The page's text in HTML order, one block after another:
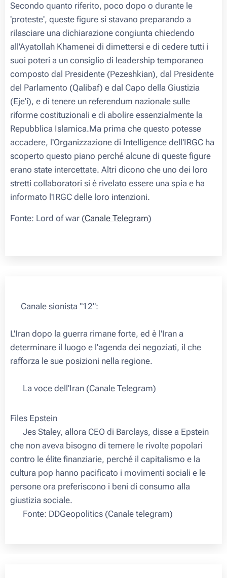
Secondo quanto riferito, poco dopo o durante le
'proteste', queste figure si stavano preparando a
rilasciare una dichiarazione congiunta chiedendo
all'Ayatollah Khamenei di dimettersi e di cedere tutti i
suoi poteri a un consiglio di leadership temporaneo
composto dal Presidente (Pezeshkian), dal Presidente
del Parlamento (Qalibaf) e dal Capo della Giustizia
(Eje'i), e di tenere un referendum nazionale sulle
riforme costituzionali e di abolire essenzialmente la
Repubblica Islamica.Ma prima che questo potesse
accadere, l'Organizzazione di Intelligence dell'IRGC ha
scoperto questo piano perché alcune di queste figure
erano state intercettate. Altri dicono che uno dei loro
stretti collaboratori si è rivelato essere una spia e ha
informato l'IRGC delle loro intenzioni.
Fonte: Lord of war (Canale Telegram)
💀Canale sionista "12":
L'Iran dopo la guerra rimane forte, ed è l'Iran a
determinare il luogo e l'agenda dei negoziati, il che
rafforza le sue posizioni nella regione.
🇮🇷 La voce dell'Iran (Canale Telegram)
Files Epstein
🇺🇸 Jes Staley, allora CEO di Barclays, disse a Epstein
che non aveva bisogno di temere le rivolte popolari
contro le élite finanziarie, perché il capitalismo e la
cultura pop hanno pacificato i movimenti sociali e le
persone ora preferiscono i beni di consumo alla
giustizia sociale.
🔴 Fonte: DDGeopolitics (Canale telegram)